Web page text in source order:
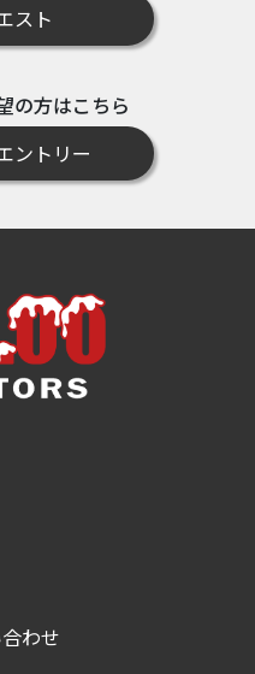
スト
の方はこちら
ントリー
わせ